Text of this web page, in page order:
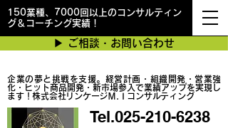
150業種、7000回以上のコンサルティン
グ＆コーチング実績！
企業の夢と挑戦を支援。経営計画・組織開発・営業強
化・ヒット商品開発・新市場参入で業績アップを実現し
ます！株式会社リンケージＭ.Ｉコンサルティング
▶︎ ご相談・お問い合わせ
Tel.025-210-6238